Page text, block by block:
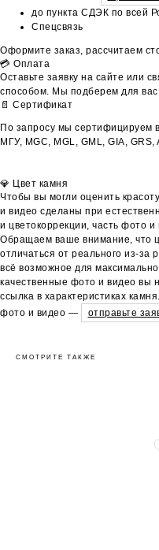
до пункта СДЭК по всей
Спецсвязь
Оформите заказ, рассчитаем
💳 Оплата
Оставьте заявку на сайте или
способом. Мы подберем для
📄 Сертификат
По запросу мы сертифицируем
МГУ, MGC, MGL, GML, GIA, GRS,
💎 Цвет камня
Чтобы вы могли оценить
и видео сделаны при
и цветокоррекции, часть фото
Обращаем ваше внимание, что
отличаться от реального из-
всё возможное для
качественные фото и видео вы
ссылка в характеристиках
фото и видео —
отправьте
СМОТРИТЕ ТАКЖЕ